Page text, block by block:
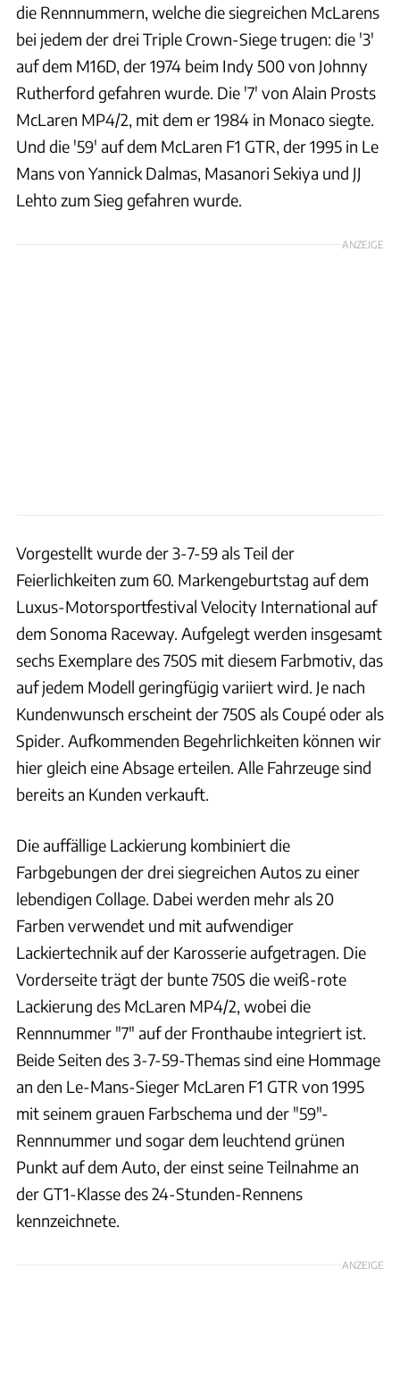
die Rennnummern, welche die siegreichen McLarens
bei jedem der drei Triple Crown-Siege trugen: die '3'
auf dem M16D, der 1974 beim Indy 500 von Johnny
Rutherford gefahren wurde. Die '7' von Alain Prosts
McLaren MP4/2, mit dem er 1984 in Monaco siegte.
Und die '59' auf dem McLaren F1 GTR, der 1995 in Le
Mans von Yannick Dalmas, Masanori Sekiya und JJ
Lehto zum Sieg gefahren wurde.
ANZEIGE
Vorgestellt wurde der 3-7-59 als Teil der
Feierlichkeiten zum 60. Markengeburtstag auf dem
Luxus-Motorsportfestival Velocity International auf
dem Sonoma Raceway. Aufgelegt werden insgesamt
sechs Exemplare des 750S mit diesem Farbmotiv, das
auf jedem Modell geringfügig variiert wird. Je nach
Kundenwunsch erscheint der 750S als Coupé oder als
Spider. Aufkommenden Begehrlichkeiten können wir
hier gleich eine Absage erteilen. Alle Fahrzeuge sind
bereits an Kunden verkauft.
Die auffällige Lackierung kombiniert die
Farbgebungen der drei siegreichen Autos zu einer
lebendigen Collage. Dabei werden mehr als 20
Farben verwendet und mit aufwendiger
Lackiertechnik auf der Karosserie aufgetragen. Die
Vorderseite trägt der bunte 750S die weiß-rote
Lackierung des McLaren MP4/2, wobei die
Rennnummer "7" auf der Fronthaube integriert ist.
Beide Seiten des 3-7-59-Themas sind eine Hommage
an den Le-Mans-Sieger McLaren F1 GTR von 1995
mit seinem grauen Farbschema und der "59"-
Rennnummer und sogar dem leuchtend grünen
Punkt auf dem Auto, der einst seine Teilnahme an
der GT1-Klasse des 24-Stunden-Rennens
kennzeichnete.
ANZEIGE